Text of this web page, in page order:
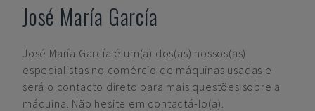
José María García
José María García é um(a) dos(as) nossos(as)
especialistas no comércio de máquinas usadas e
será o contacto direto para mais questões sobre a
máquina. Não hesite em contactá-lo(a).